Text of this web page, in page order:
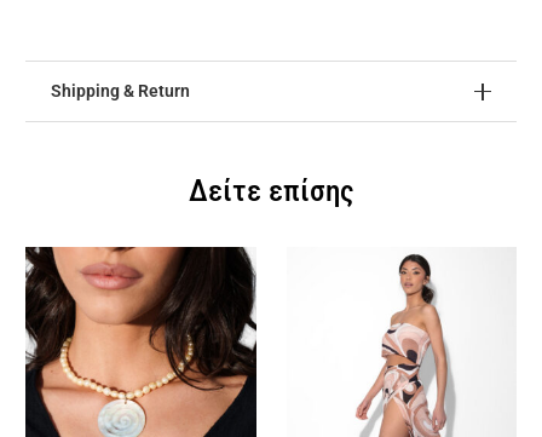
Shipping & Return
Δείτε επίσης